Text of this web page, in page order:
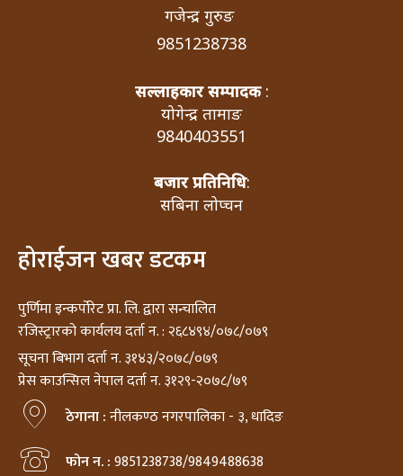
गजेन्द्र गुरुङ
9851238738
सल्लाहकार सम्पादक:
योगेन्द्र तामाङ
9840403551
बजार प्रतिनिधि:
सबिना लोप्चन
होराईजन खबर डटकम
पुर्णिमा इन्कर्पोरेट प्रा. लि. द्वारा सन्चालित
रजिस्ट्रारको कार्यलय दर्ता न. : २६८४९४/०७८/०७९
सूचना बिभाग दर्ता न. ३१४३/२०७८/०७९
प्रेस काउन्सिल नेपाल दर्ता न. ३१२९-२०७८/७९
ठेगाना :नीलकण्ठ नगरपालिका - ३, धादिङ
फोन न. :9851238738/9849488638